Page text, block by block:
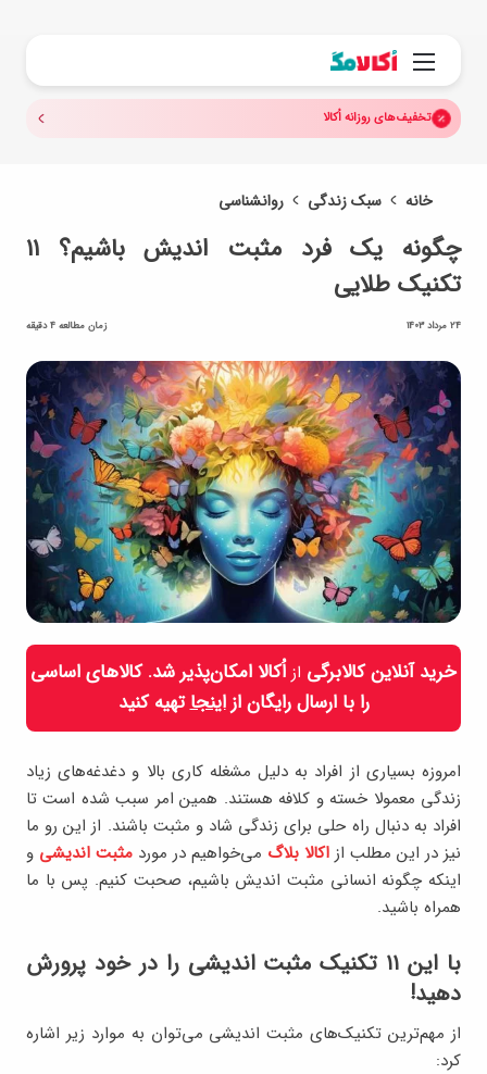
منو
تخفیف‌های روزانه اُکالا
خانه سبک زندگی روانشناسی
چگونه یک فرد مثبت اندیش باشیم؟ ۱۱
تکنیک‌ طلایی
24 مرداد 1403 زمان مطالعه 4 دقیقه
خرید آنلاین کالابرگی از اُکالا امکان‌پذیر شد. کالاهای اساسی
را با ارسال رایگان ازاینجاتهیه کنید
امروزه بسیاری از افراد به دلیل مشغله کاری بالا و دغدغه‌های زیاد
زندگی معمولا خسته و کلافه هستند. همین امر سبب شده است تا
افراد به دنبال راه حلی برای زندگی شاد و مثبت باشند. از این رو ما
نیز در این مطلب از اکالا بلاگ می‌خواهیم در مورد مثبت اندیشی و
اینکه چگونه انسانی مثبت اندیش باشیم، صحبت کنیم. پس با ما
همراه باشید.
با این ۱۱ تکنیک مثبت اندیشی را در خود پرورش
دهید!
از مهم‌ترین تکنیک‌های مثبت اندیشی می‌توان به موارد زیر اشاره
کرد: